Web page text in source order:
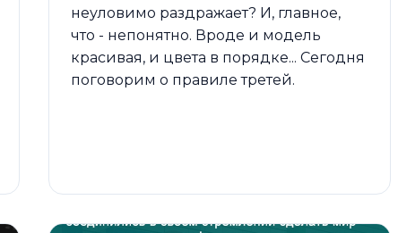
неуловимо раздражает? И, главное,
что - непонятно. Вроде и модель
красивая, и цвета в порядке... Сегодня
поговорим о правиле третей.